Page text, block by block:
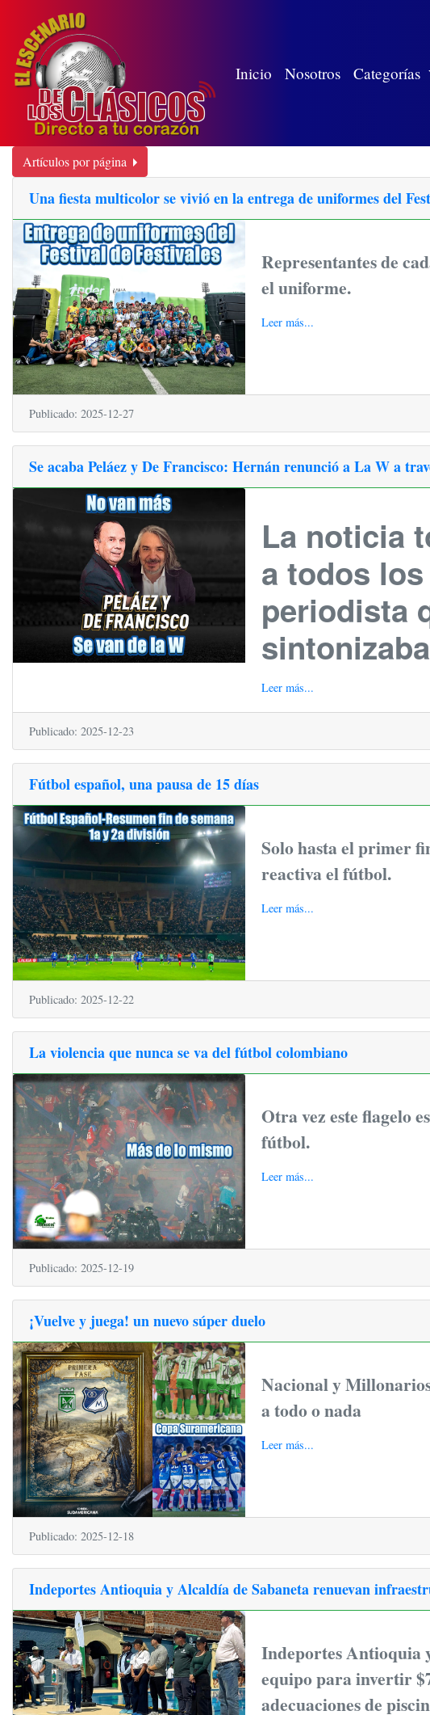
Inicio Nosotros(white)
Categorías
Artículos por página
Una fiesta multicolor se vivió en la entrega de uniformes del
Representantes de
el uniforme.
Leer más...
Publicado: 2025-12-27
Se acaba Peláez y De Francisco: Hernán renunció a La W a
La noticia
a todos
periodista
Leer más...
Publicado: 2025-12-23
Fútbol español, una pausa de 15 días
Solo hasta el primer
reactiva el fútbol.
Leer más...
Publicado: 2025-12-22
La violencia que nunca se va del fútbol colombiano
Otra vez este flagelo
fútbol.
Leer más...
Publicado: 2025-12-19
¡Vuelve y juega! un nuevo súper duelo
Nacional y
a todo o nada
Leer más...
Publicado: 2025-12-18
Indeportes Antioquia y Alcaldía de Sabaneta renuevan
Indeportes Antioquia
equipo para invertir
adecuaciones de